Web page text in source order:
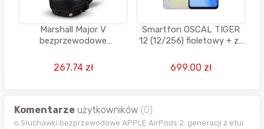
Marshall Major V
bezprzewodowe
godzin odtwarzania -
czarne
267.74 zł
Smartfon OSCAL TIGER
12 (12/256) fioletowy + za
słuchawki
699.00 zł
Komentarze użytkowników (0)
o Słuchawki bezprzewodowe APPLE AirPods 2. generacji z etui